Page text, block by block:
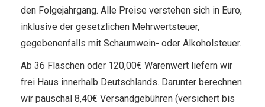
den Folgejahrgang. Alle Preise verstehen sich in Euro,
inklusive der gesetzlichen Mehrwertsteuer,
gegebenenfalls mit Schaumwein- oder Alkoholsteuer.
Ab 36 Flaschen oder 120,00€ Warenwert liefern wir
frei Haus innerhalb Deutschlands. Darunter berechnen
wir pauschal 8,40€ Versandgebühren (versichert bis